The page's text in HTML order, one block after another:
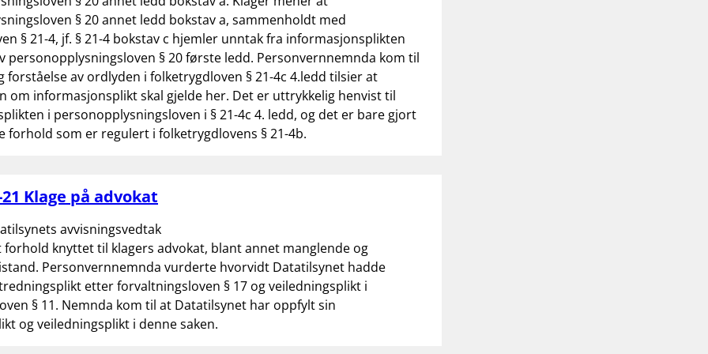
§ 20 annet ledd bokstav a, sammenholdt med
§ 21-4, jf. § 21-4 bokstav c hjemler unntak fra informasjonsplikten
personopplysningsloven § 20 første ledd. Personvernnemnda kom til
forståelse av ordlyden i folketrygdloven § 21-4c 4.ledd tilsier at
om informasjonsplikt skal gjelde her. Det er uttrykkelig henvist til
i personopplysningsloven i § 21-4c 4. ledd, og det er bare gjort
forhold som er regulert i folketrygdlovens § 21-4b.
21 Klage på advokat
avvisningsvedtak
forhold knyttet til klagers advokat, blant annet manglende og
Personvernnemnda vurderte hvorvidt Datatilsynet hadde
etter forvaltningsloven § 17 og veiledningsplikt i
§ 11. Nemnda kom til at Datatilsynet har oppfylt sin
og veiledningsplikt i denne saken.